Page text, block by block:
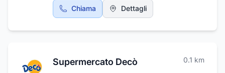
Chiama Dettagli
Supermercato Decò 0.1 km